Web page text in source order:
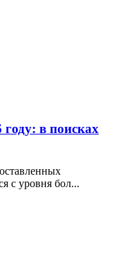
году: в поисках
с уровня бол...